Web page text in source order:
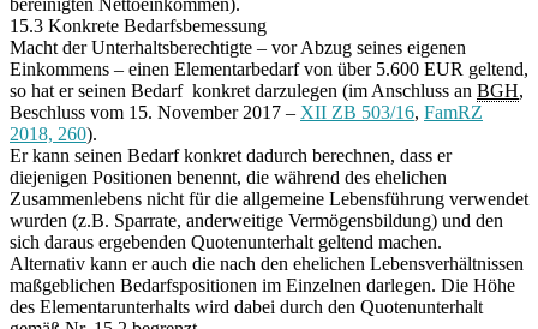
bereinigten Nettoeinkommen).
15.3 Konkrete Bedarfsbemessung
Macht der Unterhaltsberechtigte – vor Abzug seines eigenen
Einkommens – einen Elementarbedarf von über 5.600 EUR geltend,
so hat er seinen Bedarf konkret darzulegen (im Anschluss an BGH,
Beschluss vom 15. November 2017 – XII ZB 503/16, FamRZ
2018, 260).
Er kann seinen Bedarf konkret dadurch berechnen, dass er
diejenigen Positionen benennt, die während des ehelichen
Zusammenlebens nicht für die allgemeine Lebensführung verwendet
wurden (z.B. Sparrate, anderweitige Vermögensbildung) und den
sich daraus ergebenden Quotenunterhalt geltend machen.
Alternativ kann er auch die nach den ehelichen Lebensverhältnissen
maßgeblichen Bedarfspositionen im Einzelnen darlegen. Die Höhe
des Elementarunterhalts wird dabei durch den Quotenunterhalt